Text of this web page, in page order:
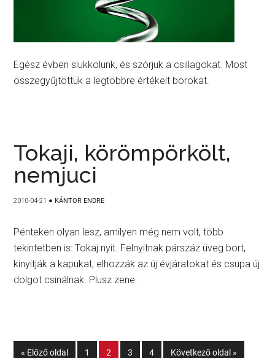
Egész évben slukkolunk, és szórjuk a csillagokat. Most
összegyűjtöttük a legtöbbre értékelt borokat.
Tokaji, körömpörkölt,
nemjuci
2010-04-21 ● KÁNTOR ENDRE
Pénteken olyan lesz, amilyen még nem volt, több
tekintetben is: Tokaj nyit. Felnyitnak párszáz üveg bort,
kinyitják a kapukat, elhozzák az új évjáratokat és csupa új
dolgot csinálnak. Plusz zene.
« Előző oldal 1 2 3 4 Következő oldal »